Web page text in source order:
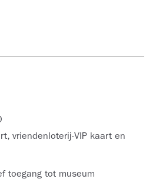
vriendenloterij-VIP kaart en
toegang tot museum